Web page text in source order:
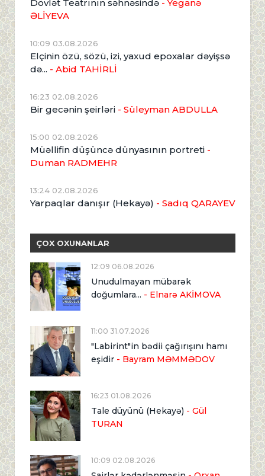
Dövlət Teatrının səhnəsində - Yeganə
ƏLİYEVA
10:09 03.08.2026
Elçinin özü, sözü, izi, yaxud epoxalar dəyişsə
də... - Abid TAHİRLİ
16:23 02.08.2026
Bir gecənin şeirləri - Süleyman ABDULLA
15:00 02.08.2026
Müəllifin düşüncə dünyasının portreti -
Duman RADMEHR
13:24 02.08.2026
Yarpaqlar danışır (Hekayə) - Sadıq QARAYEV
ÇOX OXUNANLAR
12:09 06.08.2026
Unudulmayan mübarək
doğumlara... - Elnarə AKİMOVA
11:00 31.07.2026
"Labirint"in bədii çağırışını hamı
eşidir - Bayram MƏMMƏDOV
16:23 01.08.2026
Tale düyünü (Hekayə) - Gül
TURAN
10:09 02.08.2026